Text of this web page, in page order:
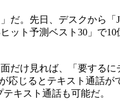
だ。先日、デスクから
ット予測ベスト30」で
け見れば、「要する
じるとテキスト通話
キスト通話も可能だ。